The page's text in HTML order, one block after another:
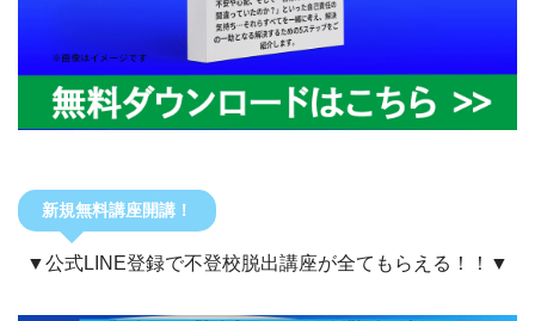
新規無料講座開講！
▼公式LINE登録で不登校脱出講座が全てもらえる！！▼